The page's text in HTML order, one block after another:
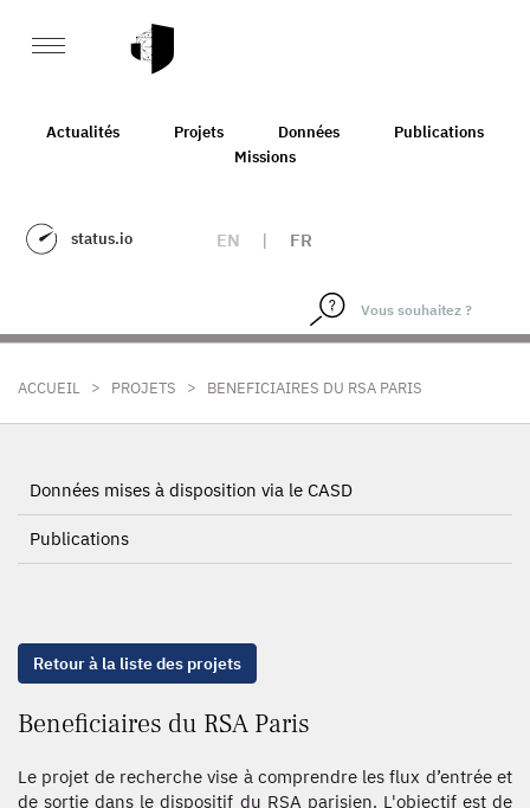
Actualités Projets Données
Publications
Missions
status.io EN | FR
ACCUEIL > PROJETS > BENEFICIAIRES DU RSA PARIS
Données mises à disposition via le CASD
Publications
Retour à la liste des projets
Beneficiaires du RSA Paris
Le projet de recherche vise à comprendre les flux d’entrée et
de sortie dans le dispositif du RSA parisien. L'objectif est de